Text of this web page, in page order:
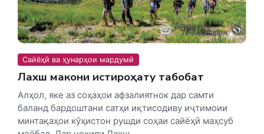
Сайёҳӣ ва ҳунарҳои мардумӣ
Лахш макони истироҳату табобат
Алҳол, яке аз соҳаҳои афзалиятнок дар самти
баланд бардоштани сатҳи иқтисодиву иҷтимоии
минтақаҳои кӯҳистон рушди соҳаи сайёҳӣ маҳсуб